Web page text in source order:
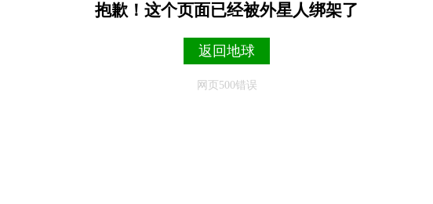
抱歉！这个页面已经被外星人绑架了
返回地球
网页500错误